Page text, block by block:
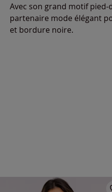
Avec son grand motif
partenaire mode élégant
et bordure noire.